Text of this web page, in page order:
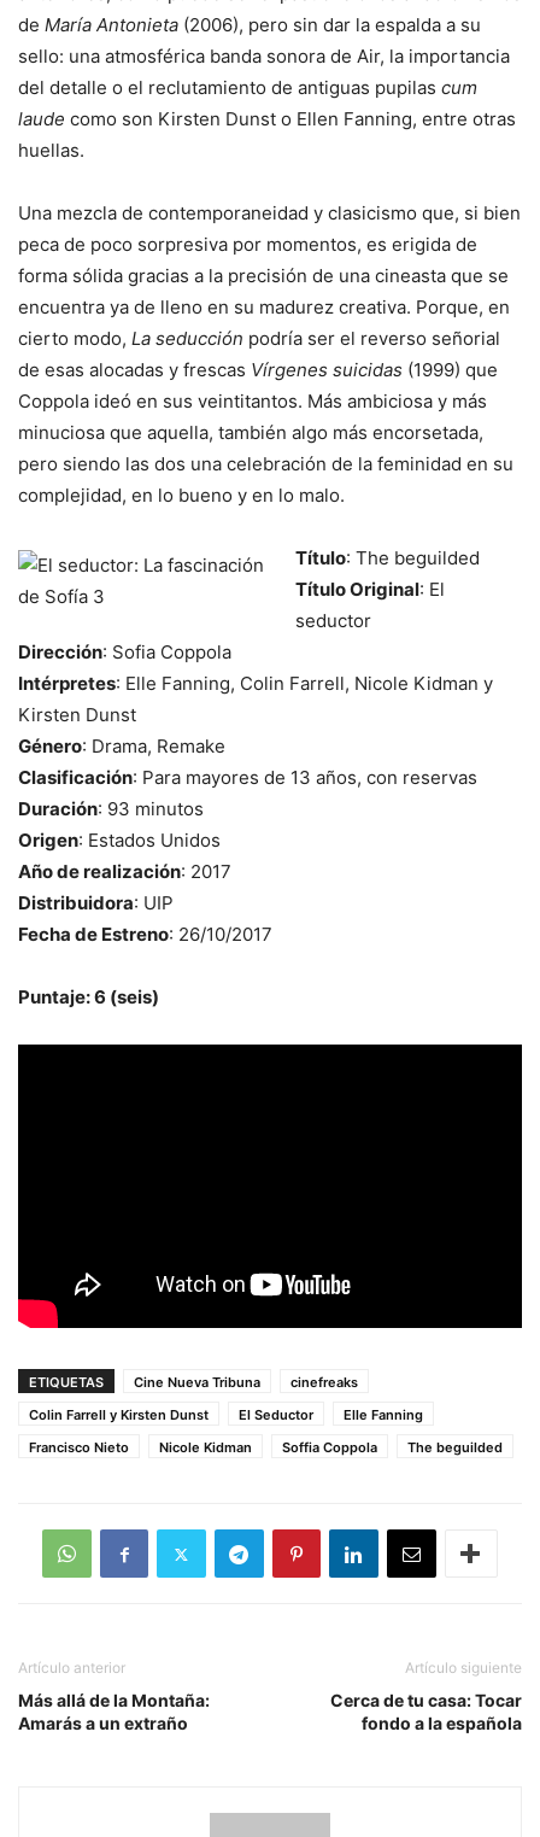
de María Antonieta (2006), pero sin dar la espalda a su
sello: una atmosférica banda sonora de Air, la importancia
del detalle o el reclutamiento de antiguas pupilas cum
laude como son Kirsten Dunst o Ellen Fanning, entre otras
huellas.
Una mezcla de contemporaneidad y clasicismo que, si bien
peca de poco sorpresiva por momentos, es erigida de
forma sólida gracias a la precisión de una cineasta que se
encuentra ya de lleno en su madurez creativa. Porque, en
cierto modo, La seducción podría ser el reverso señorial
de esas alocadas y frescas Vírgenes suicidas (1999) que
Coppola ideó en sus veintitantos. Más ambiciosa y más
minuciosa que aquella, también algo más encorsetada,
pero siendo las dos una celebración de la feminidad en su
complejidad, en lo bueno y en lo malo.
Título: The beguilded
Título Original: El
seductor
Dirección: Sofia Coppola
Intérpretes: Elle Fanning, Colin Farrell, Nicole Kidman y
Kirsten Dunst
Género: Drama, Remake
Clasificación: Para mayores de 13 años, con reservas
Duración: 93 minutos
Origen: Estados Unidos
Año de realización: 2017
Distribuidora: UIP
Fecha de Estreno: 26/10/2017
Puntaje: 6 (seis)
ETIQUETAS Cine Nueva Tribuna
cinefreaks
Colin Farrell y Kirsten Dunst
El Seductor
Elle Fanning
Francisco Nieto
Nicole Kidman Soffia Coppola The beguilded
Artículo anterior
Más allá de la Montaña:
Amarás a un extraño
Artículo siguiente
Cerca de tu casa: Tocar
fondo a la española